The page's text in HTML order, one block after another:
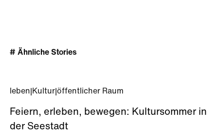
# Ähnliche Stories
leben Kultur öffentlicher Raum
Feiern, erleben, bewegen: Kultursommer in
der Seestadt